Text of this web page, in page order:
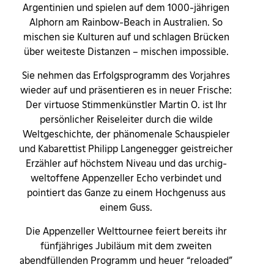
Argentinien und spielen auf dem 1000-jährigen
Alphorn am Rainbow-Beach in Australien. So
mischen sie Kulturen auf und schlagen Brücken
über weiteste Distanzen – mischen impossible.
Sie nehmen das Erfolgsprogramm des Vorjahres
wieder auf und präsentieren es in neuer Frische:
Der virtuose Stimmenkünstler Martin O. ist Ihr
persönlicher Reiseleiter durch die wilde
Weltgeschichte, der phänomenale Schauspieler
und Kabarettist Philipp Langenegger geistreicher
Erzähler auf höchstem Niveau und das urchig-
weltoffene Appenzeller Echo verbindet und
pointiert das Ganze zu einem Hochgenuss aus
einem Guss.
Die Appenzeller Welttournee feiert bereits ihr
fünfjähriges Jubiläum mit dem zweiten
abendfüllenden Programm und heuer “reloaded”